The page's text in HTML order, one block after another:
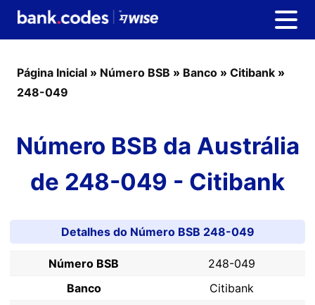
Página Inicial » Número BSB » Banco » Citibank »
248-049
Número BSB da Austrália
de 248-049 - Citibank
Detalhes do Número BSB 248-049
Número BSB
248-049
Banco
Citibank